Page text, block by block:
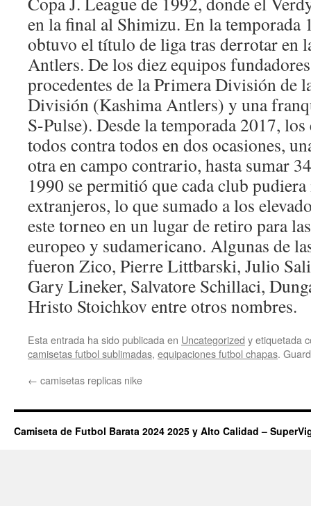
en la final al Shimizu. En la temporada
obtuvo el título de liga tras derrotar en
Antlers. De los diez equipos
procedentes de la Primera División de
División (Kashima Antlers) y una
S-Pulse). Desde la temporada 2017,
todos contra todos en dos ocasiones,
otra en campo contrario, hasta sumar
1990 se permitió que cada club
extranjeros, lo que sumado a los
este torneo en un lugar de retiro para
europeo y sudamericano. Algunas de
fueron Zico, Pierre Littbarski, Julio
Gary Lineker, Salvatore Schillaci,
Hristo Stoichkov entre otros nombres.
Esta entrada ha sido publicada en Uncategorized y etiquetada
camisetas futbol sublimadas, equipaciones futbol chapas.
← camisetas replicas nike
Camiseta de Futbol Barata 2024 2025 y Alto Calidad –